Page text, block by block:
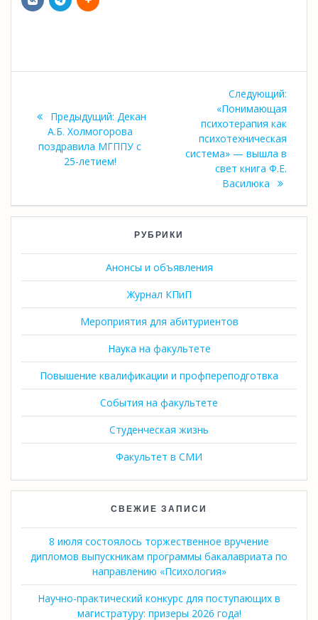
по
записям
Предыдущий: Предыдущая
запись:
Декан
А.Б. Холмогорова
поздравила МГППУ с
25-летием!
Следующий:
Следующая
запись:
«Понимающая
психотерапия как
психотехническая
система» — вышла в
свет книга Ф.Е.
Василюка
РУБРИКИ
Анонсы и объявления
Журнал КПиП
Мероприятия для абитуриентов
Наука на факультете
Повышение квалификации и профпереподготвка
События на факультете
Студенческая жизнь
Факультет в СМИ
СВЕЖИЕ ЗАПИСИ
8 июля состоялось торжественное вручение
дипломов выпускникам программы бакалавриата по
направлению «Психология»
Научно-практический конкурс для поступающих в
магистратуру: призеры 2026 года!